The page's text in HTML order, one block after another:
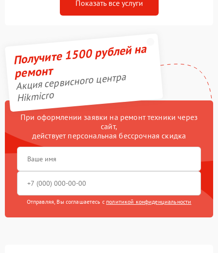
Показать все услуги
Получите 1500 рублей на
ремонт
Акция сервисного центра
Hikmicro
При оформлении заявки на ремонт техники через
сайт,
действует персональная бессрочная скидка
Отправляя, Вы соглашаетесь с политикой конфиденциальности